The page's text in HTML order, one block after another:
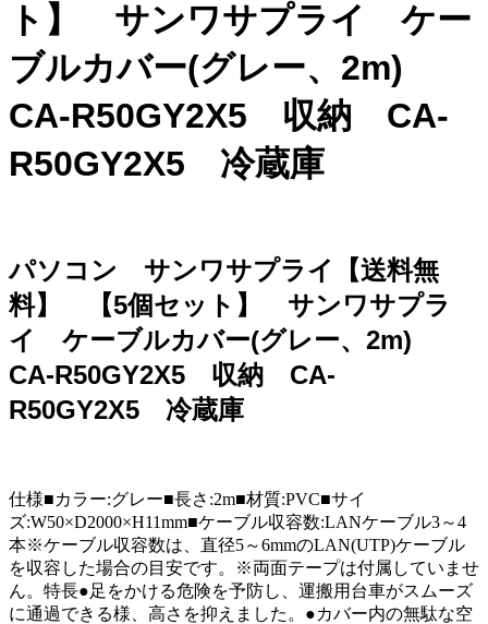
ト】 サンワサプライ ケー
ブルカバー(グレー、2m)
CA-R50GY2X5 収納 CA-
R50GY2X5 冷蔵庫
パソコン サンワサプライ【送料無
料】 【5個セット】 サンワサプラ
イ ケーブルカバー(グレー、2m)
CA-R50GY2X5 収納 CA-
R50GY2X5 冷蔵庫
仕様■カラー:グレー■長さ:2m■材質:PVC■サイ
ズ:W50×D2000×H11mm■ケーブル収容数:LANケーブル3～4
本※ケーブル収容数は、直径5～6mmのLAN(UTP)ケーブル
を収容した場合の目安です。※両面テープは付属していませ
ん。特長●足をかける危険を予防し、運搬用台車がスムーズ
に通過できる様、高さを抑えました。●カバー内の無駄な空